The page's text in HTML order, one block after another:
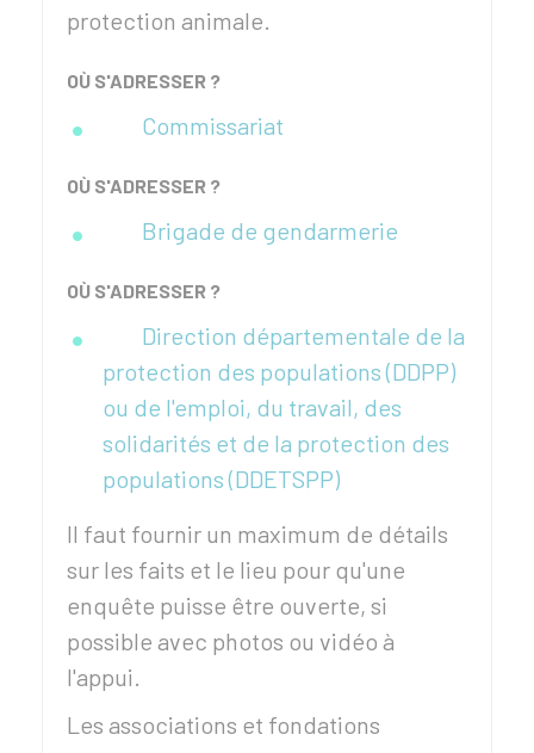
protection animale.
OÙ S'ADRESSER ?
Commissariat
OÙ S'ADRESSER ?
Brigade de gendarmerie
OÙ S'ADRESSER ?
Direction départementale de la
protection des populations (DDPP)
ou de l'emploi, du travail, des
solidarités et de la protection des
populations (DDETSPP)
Il faut fournir un maximum de détails
sur les faits et le lieu pour qu'une
enquête puisse être ouverte, si
possible avec photos ou vidéo à
l'appui.
Les associations et fondations